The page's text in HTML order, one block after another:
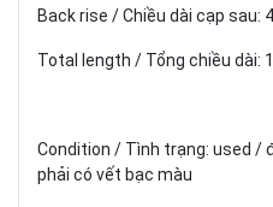
Back rise / Chiều dài cạp sau:
Total length / Tổng chiều dài:
Condition / Tình trạng: used /
phải có vết bạc màu